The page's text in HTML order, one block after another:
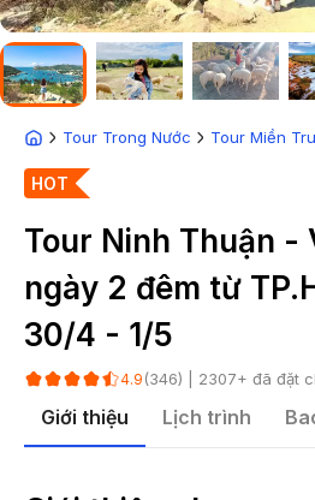
Tour Trong Nước Tour Miền
HOT
Tour Ninh Thuận -
ngày 2 đêm từ
30/4 - 1/5
4.9 (346) | 2307+ đã đặt
Giới thiệu Lịch trình